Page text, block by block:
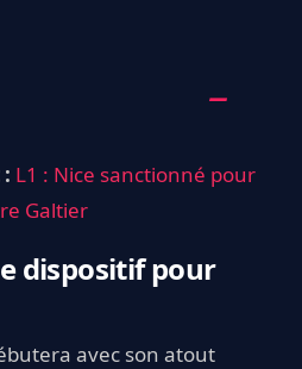
L1 : Nice sanctionné pour
Galtier
dispositif pour
avec son atout